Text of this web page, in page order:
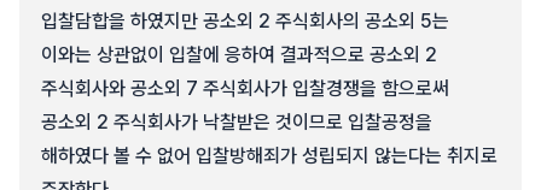
입찰담합을 하였지만 공소외 2 주식회사의 공소외 5는
이와는 상관없이 입찰에 응하여 결과적으로 공소외 2
주식회사와 공소외 7 주식회사가 입찰경쟁을 함으로써
공소외 2 주식회사가 낙찰받은 것이므로 입찰공정을
해하였다 볼 수 없어 입찰방해죄가 성립되지 않는다는 취지로